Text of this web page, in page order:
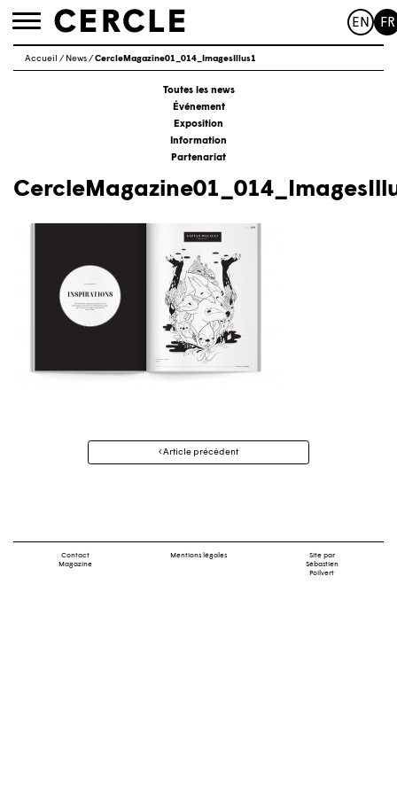
Toggle
EN FR
Accueil / News/CercleMagazine01_014_ImagesIllus1
Toutes les news
Événement
Exposition
Information
Partenariat
Navigation
Article précédent
Contact
Magazine
Mentions légales
Site par
Sébastien
Poilvert